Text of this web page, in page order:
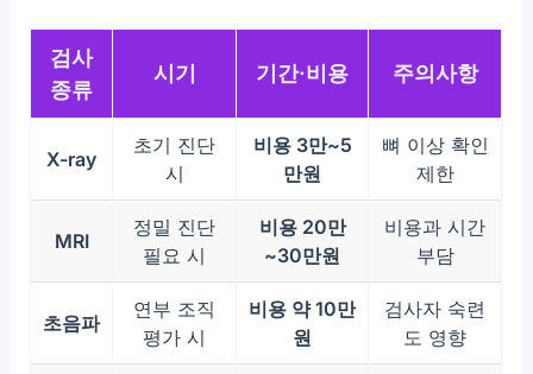
검사
종류
시기 기간·비용 주의사항
X-ray
초기 진단
시
비용 3만~5
만원
뼈 이상 확인
제한
MRI
정밀 진단
필요 시
비용 20만
~30만원
비용과 시간
부담
초음파
연부 조직
평가 시
비용 약 10만
원
검사자 숙련
도 영향